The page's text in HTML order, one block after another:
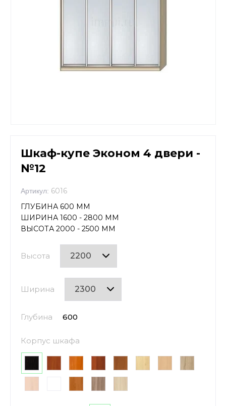
Шкаф-купе Эконом 4 двери -
№12
Артикул: 6016
ГЛУБИНА 600 ММ
ШИРИНА 1600 - 2800 ММ
ВЫСОТА 2000 - 2500 ММ
Высота
Ширина
Глубина 600
Корпус шкафа